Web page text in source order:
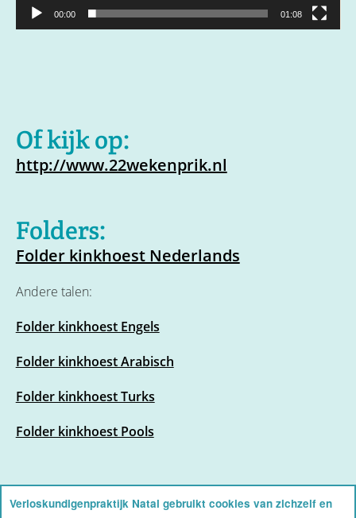
Verloskundigenpraktijk Natal gebruikt cookies van zichzelf en
00:00 01:08
Of kijk op:
http://www.22wekenprik.nl
Folders:
Folder kinkhoest Nederlands
Andere talen:
Folder kinkhoest Engels
Folder kinkhoest Arabisch
Folder kinkhoest Turks
Folder kinkhoest Pools